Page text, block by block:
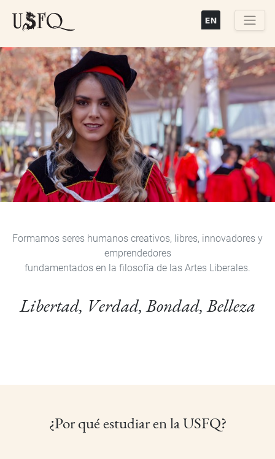
principal
Previous Next
Formamos seres humanos creativos, libres, innovadores y
emprendedores
fundamentados en la filosofía de las Artes Liberales.
Libertad, Verdad, Bondad, Belleza
¿Por qué estudiar en la USFQ?